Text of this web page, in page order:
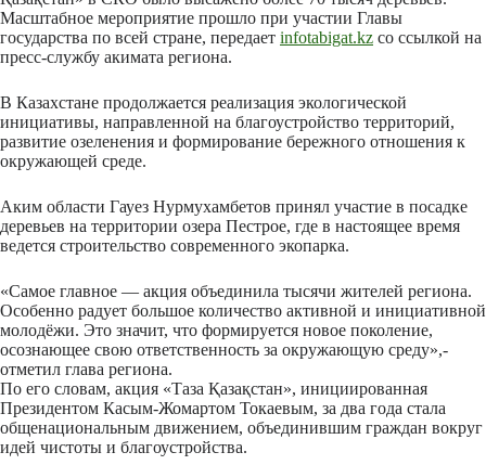
Масштабное мероприятие прошло при участии Главы
государства по всей стране, передает infotabigat.kz со ссылкой на
пресс-службу акимата региона.
В Казахстане продолжается реализация экологической
инициативы, направленной на благоустройство территорий,
развитие озеленения и формирование бережного отношения к
окружающей среде.
Аким области Гауез Нурмухамбетов принял участие в посадке
деревьев на территории озера Пестрое, где в настоящее время
ведется строительство современного экопарка.
«Самое главное — акция объединила тысячи жителей региона.
Особенно радует большое количество активной и инициативной
молодёжи. Это значит, что формируется новое поколение,
осознающее свою ответственность за окружающую среду»,-
отметил глава региона.
По его словам, акция «Таза Қазақстан», инициированная
Президентом Касым-Жомартом Токаевым, за два года стала
общенациональным движением, объединившим граждан вокруг
идей чистоты и благоустройства.